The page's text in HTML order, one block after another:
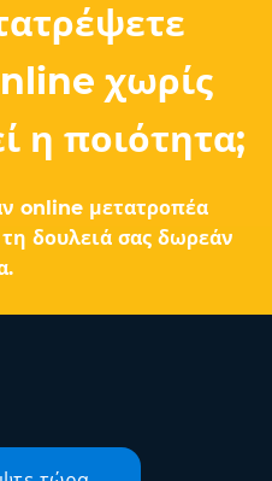
χωρίς
η ποιότητα;
online μετατροπέα
δουλειά σας δωρεάν